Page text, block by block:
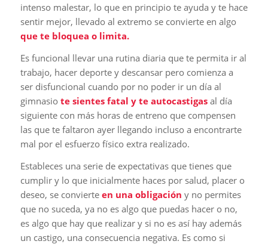
intenso malestar, lo que en principio te ayuda y te hace
sentir mejor, llevado al extremo se convierte en algo
que te bloquea o limita.
Es funcional llevar una rutina diaria que te permita ir al
trabajo, hacer deporte y descansar pero comienza a
ser disfuncional cuando por no poder ir un día al
gimnasio te sientes fatal y te autocastigasal día
siguiente con más horas de entreno que compensen
las que te faltaron ayer llegando incluso a encontrarte
mal por el esfuerzo físico extra realizado.
Estableces una serie de expectativas que tienes que
cumplir y lo que inicialmente haces por salud, placer o
deseo, se convierte en una obligación y no permites
que no suceda, ya no es algo que puedas hacer o no,
es algo que hay que realizar y si no es así hay además
un castigo, una consecuencia negativa. Es como si